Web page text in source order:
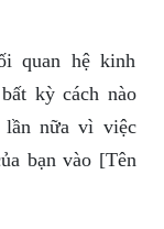
quan hệ kinh
kỳ cách nào
lần nữa vì việc
bạn vào [Tên